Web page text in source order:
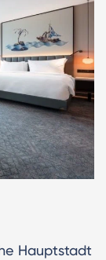
Hauptstadt